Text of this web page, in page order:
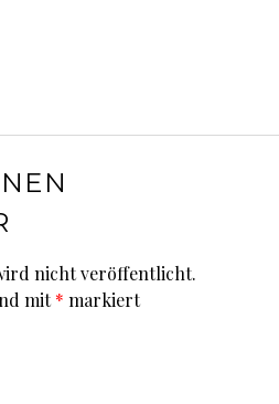
nicht veröffentlicht.
mit* markiert